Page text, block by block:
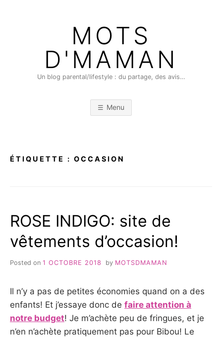
MOTS
D'MAMAN
Un blog parental/lifestyle : du partage, des avis…
Menu
ÉTIQUETTE : OCCASION
ROSE INDIGO: site de
vêtements d’occasion!
Posted on 1 OCTOBRE 2018 by MOTSDMAMAN
Il n’y a pas de petites économies quand on a des
enfants! Et j’essaye donc de faire attention à
notre budget! Je m’achète peu de fringues, et je
n’en n’achète pratiquement pas pour Bibou! Le